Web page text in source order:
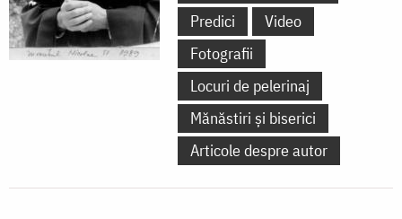
Predici
Video
Fotografii
Locuri de pelerinaj
Mănăstiri și biserici
Articole despre autor